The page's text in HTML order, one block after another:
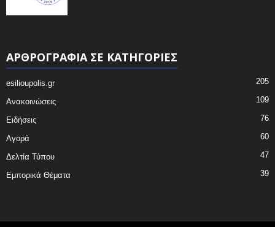
ΑΡΘΡΟΓΡΑΦΙΑ ΣΕ ΚΑΤΗΓΟΡΙΕΣ
esilioupolis.gr 205
Ανακοινώσεις 109
Ειδήσεις 76
Αγορά 60
Δελτία Τύπου 47
Εμπορικά Θέματα 39